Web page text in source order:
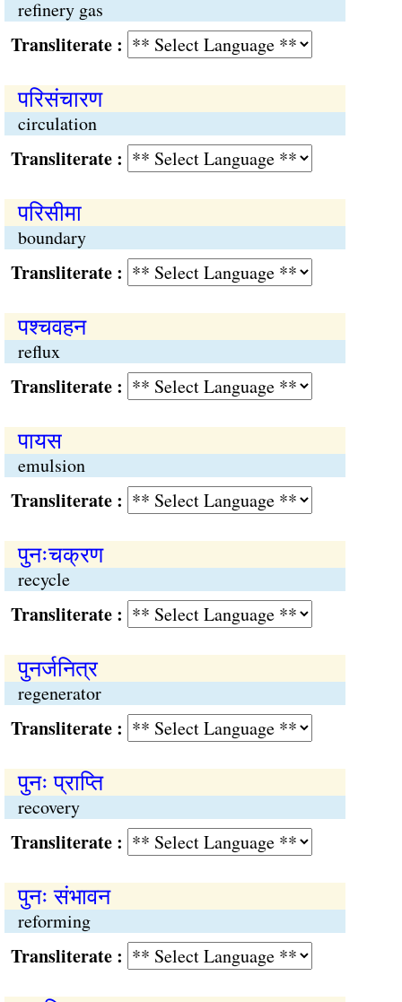
refinery gas
:
परिसंचारण
circulation
:
परिसीमा
boundary
:
पश्चवहन
reflux
:
पायस
emulsion
:
पुनःचक्रण
recycle
:
पुनर्जनित्र
regenerator
:
पुनः प्राप्ति
recovery
:
पुनः संभावन
reforming
: